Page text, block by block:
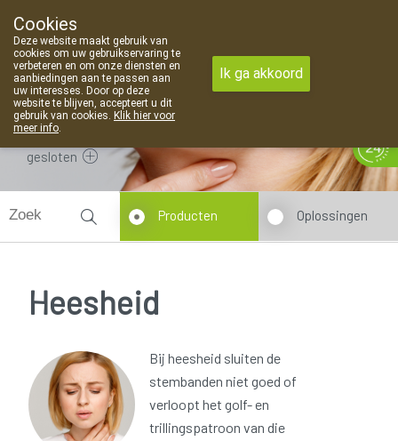
09 373 94 03
gesloten
Producten Oplossingen
Heesheid
Bij heesheid sluiten de
stembanden niet goed of
verloopt het golf- en
trillingspatroon van die
Cookies
Deze website maakt gebruik van
cookies om uw gebruikservaring te
verbeteren en om onze diensten en
aanbiedingen aan te passen aan
uw interesses. Door op deze
website te blijven, accepteert u dit
gebruik van cookies. Klik hier voor
meer info.
Ik ga akkoord